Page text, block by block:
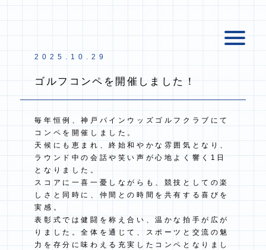
2025.10.29
ゴルフコンペを開催しました！
毎年恒例、神戸パインウッズゴルフクラブにて
コンペを開催しました。
天候にも恵まれ、終始和やかな雰囲気となり、
ラウンド中の会話や笑い声が心地よく響く1日
となりました。
スコアに一喜一憂しながらも、競技としての楽
しさと同時に、仲間との時間を共有する喜びを
実感。
表彰式では健闘を称え合い、温かな拍手が広が
りました。全体を通じて、スポーツと交流の魅
力を存分に味わえる充実したコンペとなりまし